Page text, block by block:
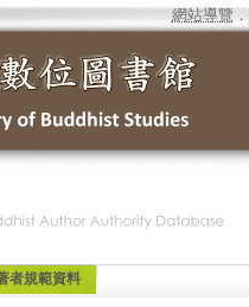
網站導覽 ．
者規範資料